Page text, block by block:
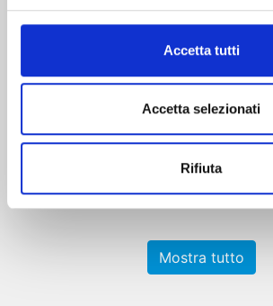
Accetta tutti
Accetta selezionati
Rifiuta
ICHI THE WITCH n. 3
25/08/2026
Mostra tutto